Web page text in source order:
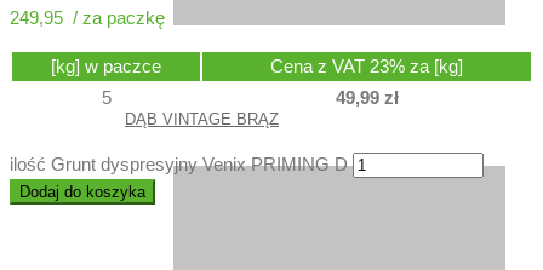
DĄB VINTAGE BRĄZ
249,95
[kg] w paczce
Cena z VAT 23% za [kg]
5
49,99 zł
ilość Grunt dyspresyjny Venix PRIMING D
Dodaj do koszyka